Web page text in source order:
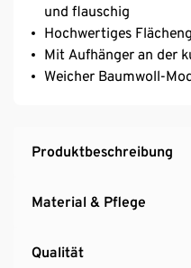
und flauschig
Hochwertiges
Mit Aufhänger an der
Weicher Baumwoll-
Produktbeschreibung
Material & Pflege
Qualität